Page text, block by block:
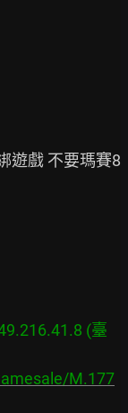
遊戲 不要瑪賽8
(臺
M.177